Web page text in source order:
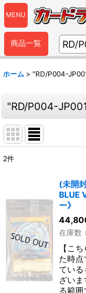
MENU
商品一覧
ホーム > "RD/P004-
"RD/P004-
並び順:
カテゴリ:
2件
(未開
BLUE
ー》
在庫数
【こ
た時
ている
ざいま
る範